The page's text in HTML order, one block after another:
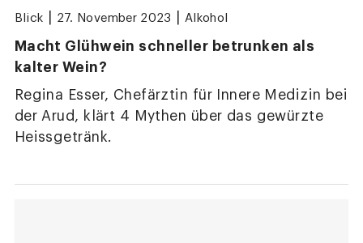
Blick 27. November 2023 Alkohol
Macht Glühwein schneller betrunken als
kalter Wein?
Regina Esser, Chefärztin für Innere Medizin bei
der Arud, klärt 4 Mythen über das gewürzte
Heissgetränk.